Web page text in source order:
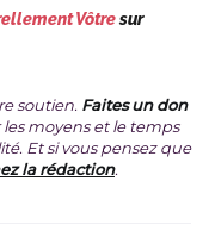
Vôtresur
soutien. Faites un don
moyens et le temps
Et si vous pensez que
la rédaction.